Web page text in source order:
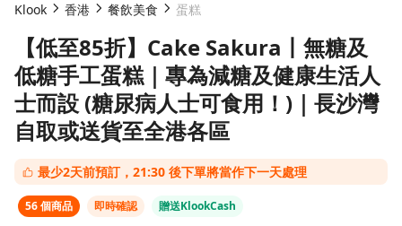
Klook 香港 餐飲美食 蛋糕
【低至85折】Cake Sakura丨無糖及
低糖手工蛋糕｜專為減糖及健康生活人
士而設 (糖尿病人士可食用！)｜長沙灣
自取或送貨至全港各區
最少2天前預訂，21:30 後下單將當作下一天處理
56 個商品 即時確認 贈送KlookCash